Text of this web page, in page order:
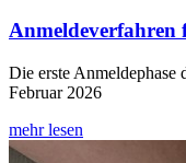
Anmeldeverfahren
Die erste Anmeldephase
Februar 2026
mehr lesen